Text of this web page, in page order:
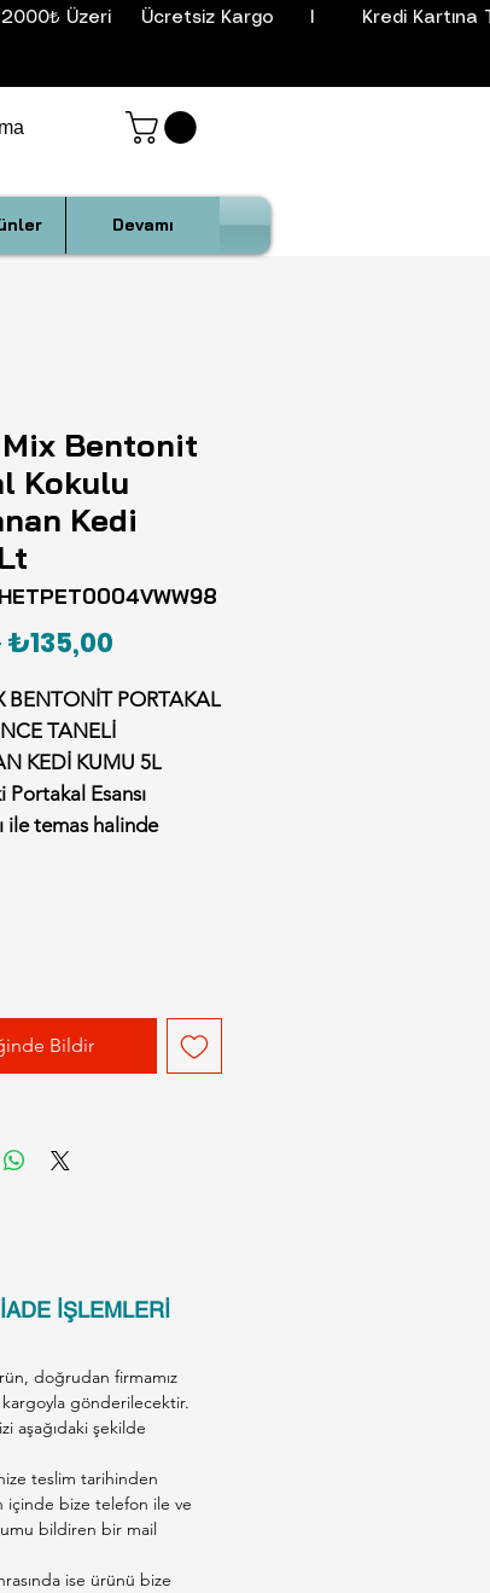
Üzeri     Ücretsiz Kargo      I        Kredi Kartına
Devamı
Bentonit
Kokulu
Kedi
Normal
₺135,00
BENTONİT PORTAKAL
TANELİ
KEDİ KUMU 5L
Esansı
ile temas halinde
Hızla Emer
minerallerin
sayesinde yüksek
sahiptir. Sıvıyı
hapseder, böylelikle koku
fırsat vermez.
topaklar oluşturur.
sağlar.
tozlanma
( %99.5 TOZSUZ)
Anında topaklanan
Bentonit içeriği ile
yapışmaz ve iz
:
Bildir
İŞLEMLERİ
doğrudan firmamız
kargoyla gönderilecektir.
aşağıdaki şekilde
teslim tarihinden
içinde bize telefon ile ve
bildiren bir mail
ise ürünü bize